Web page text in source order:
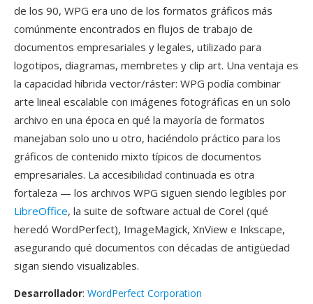
de los 90, WPG era uno de los formatos gráficos más
comúnmente encontrados en flujos de trabajo de
documentos empresariales y legales, utilizado para
logotipos, diagramas, membretes y clip art. Una ventaja es
la capacidad híbrida vector/ráster: WPG podía combinar
arte lineal escalable con imágenes fotográficas en un solo
archivo en una época en qué la mayoría de formatos
manejaban solo uno u otro, haciéndolo práctico para los
gráficos de contenido mixto típicos de documentos
empresariales. La accesibilidad continuada es otra
fortaleza — los archivos WPG siguen siendo legibles por
LibreOffice, la suite de software actual de Corel (qué
heredó WordPerfect), ImageMagick, XnView e Inkscape,
asegurando qué documentos con décadas de antigüedad
sigan siendo visualizables.
Desarrollador: WordPerfect Corporation